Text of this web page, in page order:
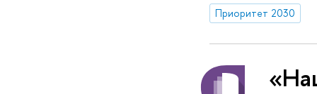
Приоритет 2030